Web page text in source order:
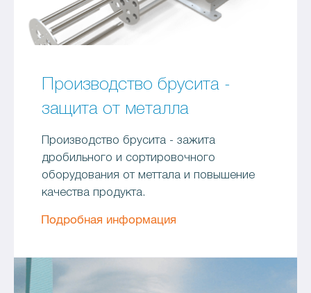
Производство брусита -
защита от металла
Производство брусита - зажита
дробильного и сортировочного
оборудования от меттала и повышение
качества продукта.
Подробная информация